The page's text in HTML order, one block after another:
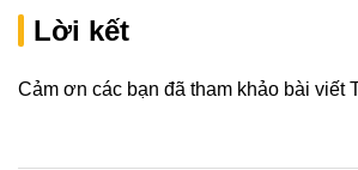
Lời kết
Cảm ơn các bạn đã tham khảo bài viết